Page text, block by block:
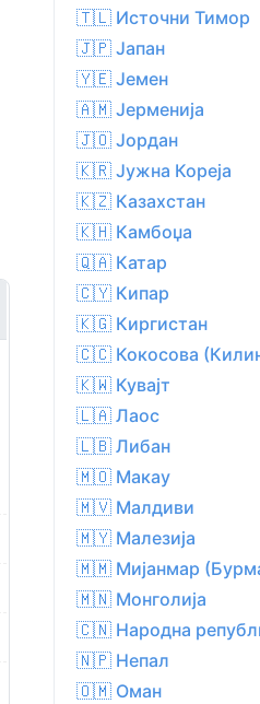
🇹🇱 Источни Тимор
🇯🇵 Јапан
🇾🇪 Јемен
🇦🇲 Јерменија
🇯🇴 Јордан
🇰🇷 Јужна Кореја
🇰🇿 Казахстан
🇰🇭 Камбоџа
🇶🇦 Катар
🇨🇾 Кипар
🇰🇬 Киргистан
🇨🇨 Кокосова
🇰🇼 Кувајт
🇱🇦 Лаос
🇱🇧 Либан
🇲🇴 Макау
🇲🇻 Малдиви
🇲🇾 Малезија
🇲🇲 Мијанмар
🇲🇳 Монголија
🇨🇳 Народна
🇳🇵 Непал
🇴🇲 Оман